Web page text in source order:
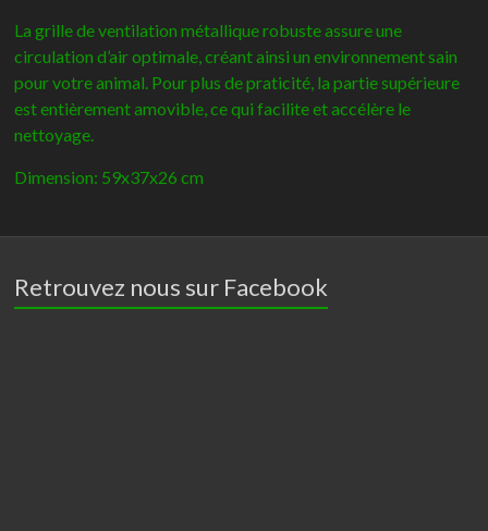
La grille de ventilation métallique robuste assure une
circulation d’air optimale, créant ainsi un environnement sain
pour votre animal. Pour plus de praticité, la partie supérieure
est entièrement amovible, ce qui facilite et accélère le
nettoyage.
Dimension: 59x37x26 cm
Retrouvez nous sur Facebook